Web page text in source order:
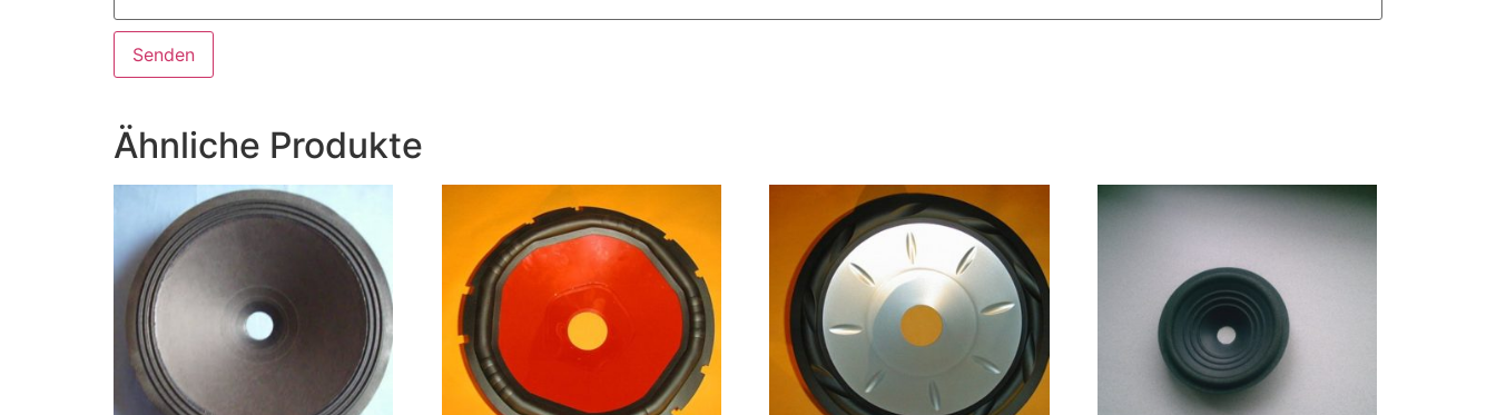
Ähnliche Produkte